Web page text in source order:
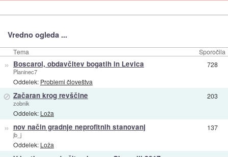
Vredno ogleda ...
Tema Sporočila
» Boscarol, obdavčitev bogatih in Levica
Planinec7
Oddelek: Problemi človeštva
728
⊘ Začaran krog revščine
zobnik
Oddelek: Loža
203
» nov način gradnje neprofitnih stanovanj
jb_j
Oddelek: Loža
137